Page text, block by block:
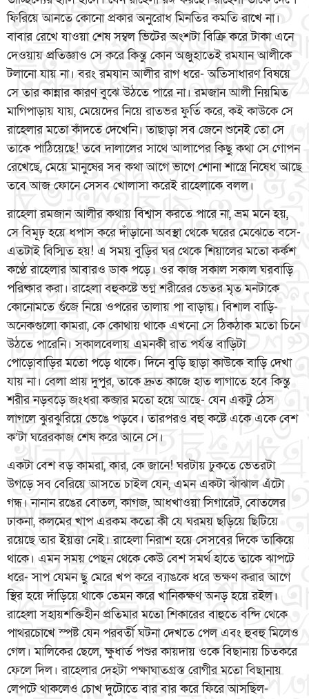
ফিরিয়ে আনতে কোনো প্রকার অনুরোধ মিনতির কমতি রাখে না।
বাবার রেখে যাওয়া শেষ সম্বল ভিটের অংশটা বিক্রি করে টাকা এনে
দেওয়ায় প্রতিজ্ঞাও সে করে কিন্তু কোন অজুহাতেই রমযান আলীকে
টলানো যায় না। বরং রমযান আলীর রাগ ধরে- অতিসাধারণ বিষয়ে
সে তার কান্নার কারণ বুঝে উঠতে পারে না। রমজান আলী নিয়মিত
মাগিপাড়ায় যায়, মেয়েদের নিয়ে রাতভর ফুর্তি করে, কই কাউকে সে
রাহেলার মতো কাঁদতে দেখেনি। তাছাড়া সব জেনে শুনেই তো সে
তাকে পাঠিয়েছে! তবে দালালের সাথে আলাপের কিছু কথা সে গোপন
রেখেছে, মেয়ে মানুষের সব কথা আগে ভাগে শোনা শাস্ত্রে নিষেধ আছে
তবে আজ ফোনে সেসব খোলাসা করেই রাহেলাকে বলল।
রাহেলা রমজান আলীর কথায় বিশ্বাস করতে পারে না, ভ্রম মনে হয়,
সে বিমূঢ় হয়ে ধপাস করে দাঁড়ানো অবস্থা থেকে ঘরের মেঝেতে বসে-
এতটাই বিস্মিত হয়! এ সময় বুড়ির ঘর থেকে শিয়ালের মতো কর্কশ
কণ্ঠে রাহেলার আবারও ডাক পড়ে। ওর কাজ সকাল সকাল ঘরবাড়ি
পরিষ্কার করা। রাহেলা বহুকষ্টে ভগ্ন শরীরের ভেতর মৃত মনটাকে
কোনোমতে গুঁজে নিয়ে ওপরের তালায় পা বাড়ায়। বিশাল বাড়ি-
অনেকগুলো কামরা, কে কোথায় থাকে এখনো সে ঠিকঠাক মতো চিনে
উঠতে পারেনি। সকালবেলায় এমনকী রাত পর্যন্ত বাড়িটা
পোড়োবাড়ির মতো পড়ে থাকে। দিনে বুড়ি ছাড়া কাউকে বাড়ি দেখা
যায় না। বেলা প্রায় দুপুর, তাকে দ্রুত কাজে হাত লাগাতে হবে কিন্তু
শরীর নড়বড়ে জংধরা কব্জার মতো হয়ে আছে- যেন একটু ঠেস
লাগলে ঝুরঝুরিয়ে ভেঙে পড়বে। তারপরও বহু কষ্টে একে একে বেশ
ক’টা ঘরেরকাজ শেষ করে আনে সে।
একটা বেশ বড় কামরা, কার, কে জানে! ঘরটায় ঢুকতে ভেতরটা
উগড়ে সব বেরিয়ে আসতে চাইল যেন, এমন একটা ঝাঁঝাল এঁটো
গন্ধ। নানান রঙের বোতল, কাগজ, আধখাওয়া সিগারেট, বোতলের
ঢাকনা, কলমের খাপ এরকম কতো কী যে ঘরময় ছড়িয়ে ছিটিয়ে
রয়েছে তার ইয়ত্তা নেই। রাহেলা নিরাশ হয়ে সেসবের দিকে তাকিয়ে
থাকে। এমন সময় পেছন থেকে কেউ বেশ সমর্থ হাতে তাকে ঝাপটে
ধরে- সাপ যেমন ছু মেরে খপ করে ব্যাঙকে ধরে ভক্ষণ করার আগে
স্থির হয়ে দাঁড়িয়ে থাকে তেমন করে খানিকক্ষণ অনড় হয়ে রইল।
রাহেলা সহায়শক্তিহীন প্রতিমার মতো শিকারের বাহুতে বন্দি থেকে
পাথরচোখে স্পষ্ট যেন পরবর্তী ঘটনা দেখতে পেল এবং হুবহু মিলেও
গেল। মালিকের ছেলে, ক্ষুধার্ত পশুর কায়দায় ওকে বিছানায় চিতকরে
ফেলে দিল। রাহেলার দেহটা পক্ষাঘাতগ্রস্ত রোগীর মতো বিছানায়
লেপটে থাকলেও চোখ দুটোতে বার বার করে ফিরে আসছিল-